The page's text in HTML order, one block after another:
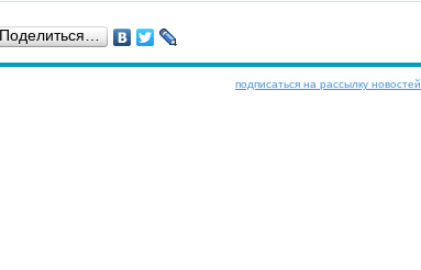
Поделиться…
подписаться на рассылку новостей